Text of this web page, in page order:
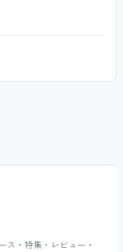
ス・特集・レビュー・